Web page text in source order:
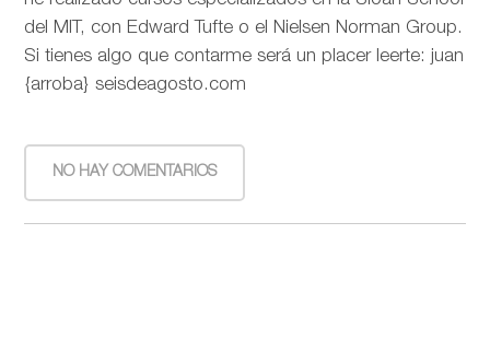
del MIT, con Edward Tufte o el Nielsen Norman Group.
Si tienes algo que contarme será un placer leerte: juan
{arroba} seisdeagosto.com
NO HAY COMENTARIOS